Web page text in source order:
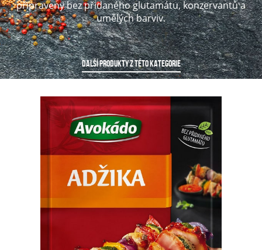
připraveny bez přidaného glutamátu, konzervantů a
umělých barviv.
DALŠÍ PRODUKTY Z TÉTO KATEGORIE